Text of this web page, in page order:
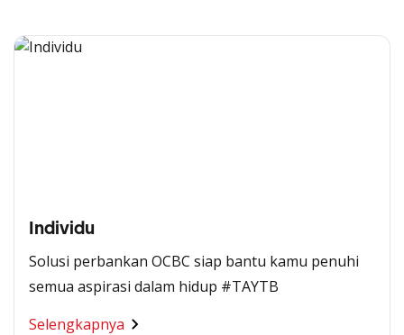
Individu
Solusi perbankan OCBC siap bantu kamu penuhi
semua aspirasi dalam hidup #TAYTB
Selengkapnya